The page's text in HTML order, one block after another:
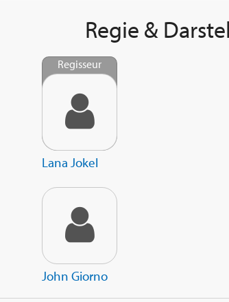
Regie &
Regisseur
Lana Jokel
John Giorno